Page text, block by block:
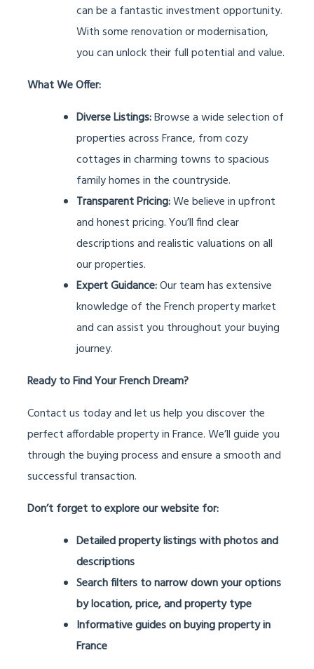
can be a fantastic investment opportunity.
With some renovation or modernisation,
you can unlock their full potential and value.
What We Offer:
Diverse Listings:Browse a wide selection of
properties across France, from cozy
cottages in charming towns to spacious
family homes in the countryside.
Transparent Pricing:We believe in upfront
and honest pricing. You’ll find clear
descriptions and realistic valuations on all
our properties.
Expert Guidance:Our team has extensive
knowledge of the French property market
and can assist you throughout your buying
journey.
Ready to Find Your French Dream?
Contact us today and let us help you discover the
perfect affordable property in France. We’ll guide you
through the buying process and ensure a smooth and
successful transaction.
Don’t forget to explore our website for:
Detailed property listings with photos and
descriptions
Search filters to narrow down your options
by location, price, and property type
Informative guides on buying property in
France